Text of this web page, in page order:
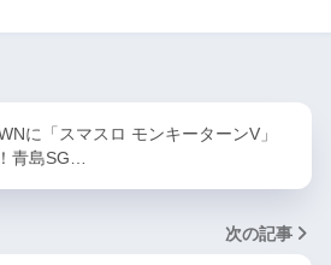
に「スマスロ モンキーターンV」
青島SG…
次の記事